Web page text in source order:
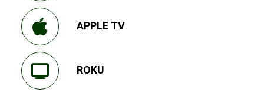
APPLE TV
ROKU